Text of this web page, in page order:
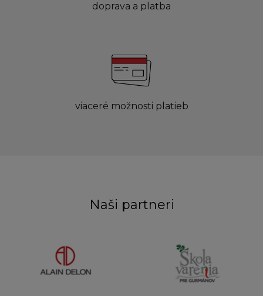
doprava a platba
viaceré možnosti platieb
Naši partneri